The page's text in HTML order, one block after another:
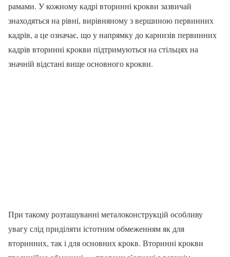
рамами. У кожному кадрі вторинні крокви зазвичай
знаходяться на рівні, вирівняному з вершиною первинних
кадрів, а це означає, що у напрямку до карнизів первинних
кадрів вторинні крокви підтримуються на стільцях на
значній відстані вище основного крокви.
При такому розташуванні металоконструкцій особливу
увагу слід приділяти істотним обмеженням як для
вторинних, так і для основних крокв. Вторинні крокви